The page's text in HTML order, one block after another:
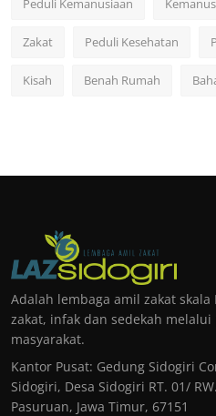
Peduli Kemanusiaan
Zakat Peduli Kesehatan
Kisah Benah Rumah
Adalah lembaga amil zakat
zakat, infak dan sedekah
masyarakat.
Kantor Pusat: Gedung Sidogiri
Sidogiri, Desa Sidogiri RT. 01/
Pasuruan, Jawa Timur, 67151